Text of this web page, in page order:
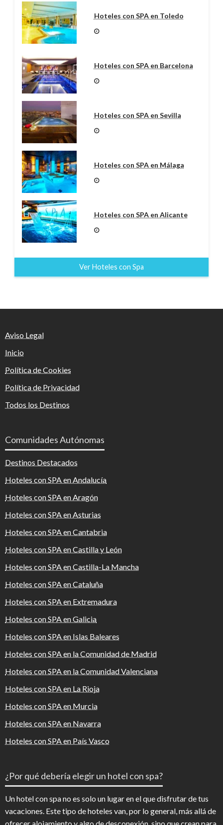
Hoteles con SPA en Toledo
Hoteles con SPA en Barcelona
Hoteles con SPA en Sevilla
Hoteles con SPA en Málaga
Hoteles con SPA en Alicante
Ver Hoteles con Spa
Aviso Legal
Inicio
Política de Cookies
Política de Privacidad
Todos los Destinos
Comunidades Autónomas
Destinos Destacados
Hoteles con SPA en Andalucía
Hoteles con SPA en Aragón
Hoteles con SPA en Asturias
Hoteles con SPA en Cantabria
Hoteles con SPA en Castilla y León
Hoteles con SPA en Castilla-La Mancha
Hoteles con SPA en Cataluña
Hoteles con SPA en Extremadura
Hoteles con SPA en Galicia
Hoteles con SPA en Islas Baleares
Hoteles con SPA en la Comunidad de Madrid
Hoteles con SPA en la Comunidad Valenciana
Hoteles con SPA en La Rioja
Hoteles con SPA en Murcia
Hoteles con SPA en Navarra
Hoteles con SPA en País Vasco
¿Por qué debería elegir un hotel con spa?
Un hotel con spa no es solo un lugar en el que disfrutar de tus
vacaciones. Este tipo de hoteles van, por lo general, más allá de